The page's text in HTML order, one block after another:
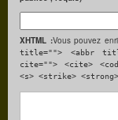
XHTML :Vous pouvez
title=""> <abbr
cite=""> <cite>
<s> <strike> <strong>